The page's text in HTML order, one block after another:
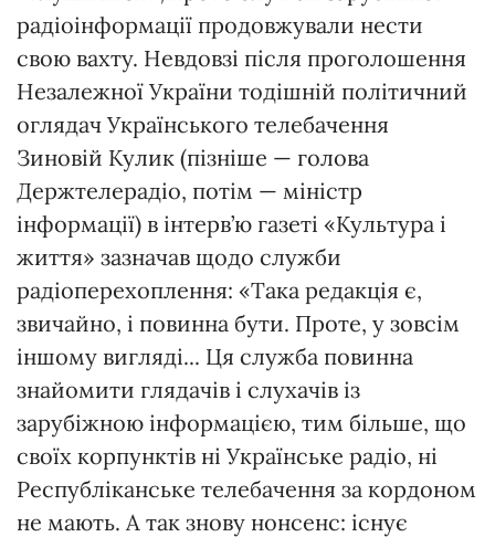
радіоінформації продовжували нести
свою вахту. Невдовзі після проголошення
Незалежної України тодішній політичний
оглядач Українського телебачення
Зиновій Кулик (пізніше — голова
Держтелерадіо, потім — міністр
інформації) в інтерв’ю газеті «Культура і
життя» зазначав щодо служби
радіоперехоплення: «Така редакція є,
звичайно, і повинна бути. Проте, у зовсім
іншому вигляді... Ця служба повинна
знайомити глядачів і слухачів із
зарубіжною інформацією, тим більше, що
своїх корпунктів ні Українське радіо, ні
Республіканське телебачення за кордоном
не мають. А так знову нонсенс: існує